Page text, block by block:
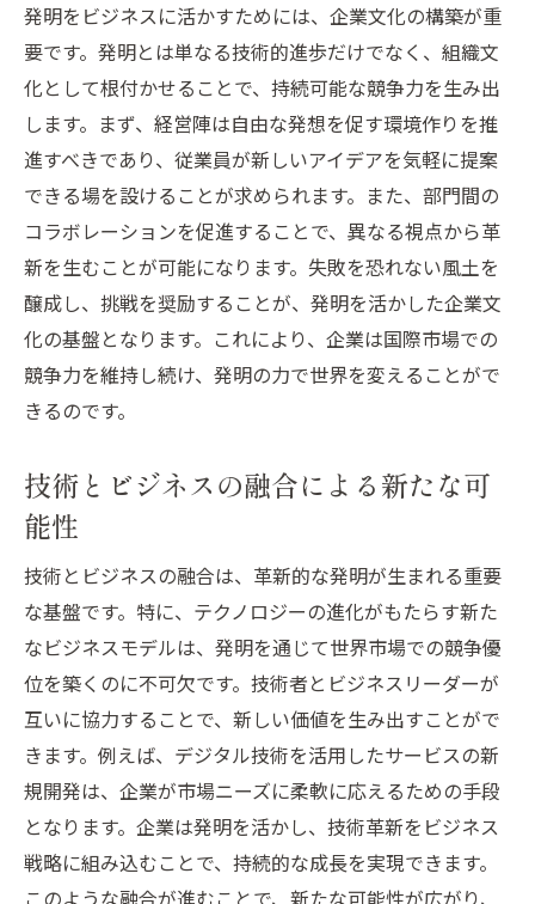
発明主導型ビジネスの課題と解決策
発明が生み出す新たな価値提供
発明とマーケティング戦略の連携
ビジネスエコシステムにおける発明の位置
付け
発明を起点としたイノベーションの推進
発明をビジネスに活かすためには、企業文化の構築が重
要です。発明とは単なる技術的進歩だけでなく、組織文
化として根付かせることで、持続可能な競争力を生み出
します。まず、経営陣は自由な発想を促す環境作りを推
進すべきであり、従業員が新しいアイデアを気軽に提案
できる場を設けることが求められます。また、部門間の
コラボレーションを促進することで、異なる視点から革
新を生むことが可能になります。失敗を恐れない風土を
醸成し、挑戦を奨励することが、発明を活かした企業文
化の基盤となります。これにより、企業は国際市場での
競争力を維持し続け、発明の力で世界を変えることがで
きるのです。
技術とビジネスの融合による新たな可
能性
技術とビジネスの融合は、革新的な発明が生まれる重要
な基盤です。特に、テクノロジーの進化がもたらす新た
なビジネスモデルは、発明を通じて世界市場での競争優
位を築くのに不可欠です。技術者とビジネスリーダーが
互いに協力することで、新しい価値を生み出すことがで
きます。例えば、デジタル技術を活用したサービスの新
規開発は、企業が市場ニーズに柔軟に応えるための手段
となります。企業は発明を活かし、技術革新をビジネス
戦略に組み込むことで、持続的な成長を実現できます。
このような融合が進むことで、新たな可能性が広がり、